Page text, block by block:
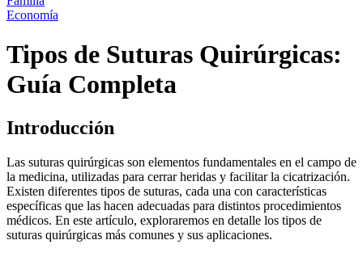
Economía
Tipos de Suturas Quirúrgicas:
Guía Completa
Introducción
Las suturas quirúrgicas son elementos fundamentales en el campo de
la medicina, utilizadas para cerrar heridas y facilitar la cicatrización.
Existen diferentes tipos de suturas, cada una con características
específicas que las hacen adecuadas para distintos procedimientos
médicos. En este artículo, exploraremos en detalle los tipos de
suturas quirúrgicas más comunes y sus aplicaciones.